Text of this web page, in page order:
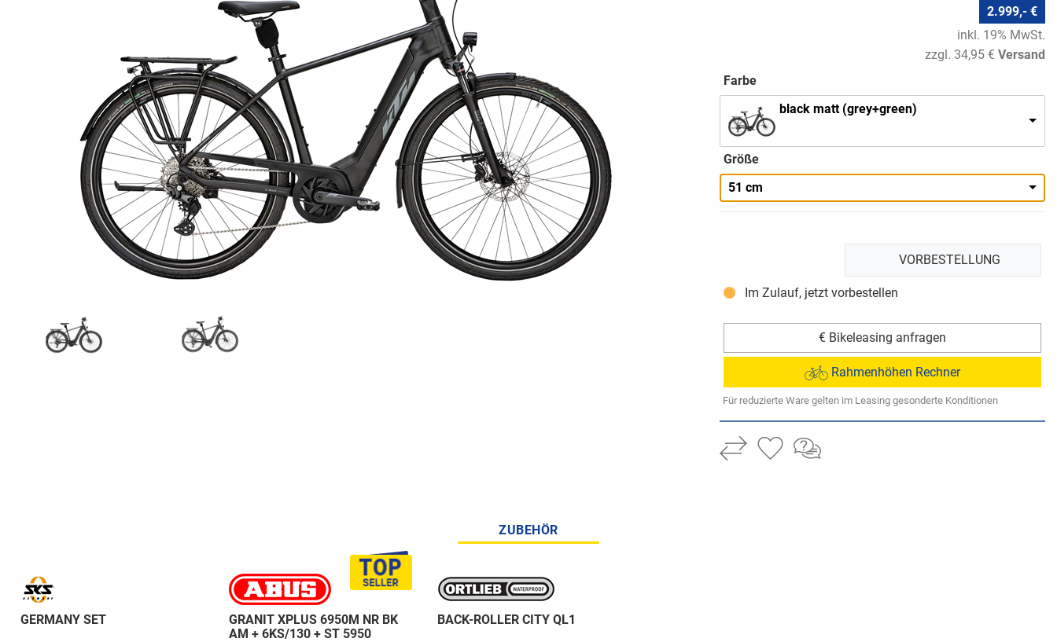
2.999,- €
inkl. 19% MwSt.
zzgl. 34,95 € Versand
Farbe
black matt (grey+green)
Größe
51 cm
Im Zulauf, jetzt vorbestellen
VORBESTELLUNG
€ Bikeleasing anfragen
Rahmenhöhen Rechner
Für reduzierte Ware gelten im Leasing gesonderte Konditionen
ZUBEHÖR
GERMANY SET
GRANIT XPLUS 6950M NR BK
AM + 6KS/130 + ST 5950
BACK-ROLLER CITY QL1